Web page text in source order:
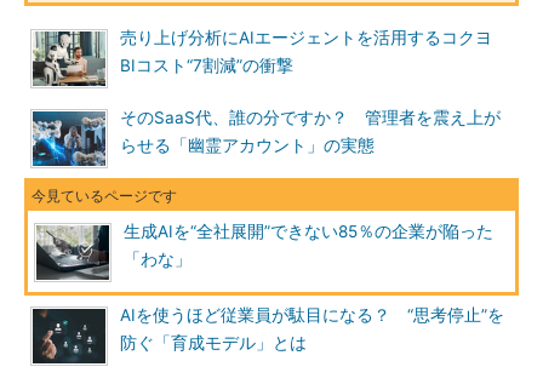
売り上げ分析にAIエージェントを活用するコクヨ
BIコスト“7割減”の衝撃
そのSaaS代、誰の分ですか？ 管理者を震え上が
らせる「幽霊アカウント」の実態
生成AIを“全社展開”できない85％の企業が陥った
「わな」
AIを使うほど従業員が駄目になる？ “思考停止”を
防ぐ「育成モデル」とは